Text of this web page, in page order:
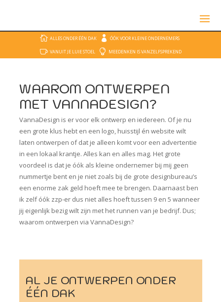
 ALLES ONDER ÉÉN DAK  ÓÓK VOOR KLEINE ONDERNEMERS
 VANUIT JE LUIE STOEL  MEEDENKEN IS VANZELFSPREKEND
WAAROM ONTWERPEN
MET VANNADESIGN?
VannaDesign is er voor elk ontwerp en iedereen. Of je nu
een grote klus hebt en een logo, huisstijl én website wilt
laten ontwerpen of dat je alleen komt voor een advertentie
in een lokaal krantje. Alles kan en alles mag. Het grote
voordeel is dat je óók als kleine ondernemer bij mij geen
nummertje bent en je niet zoals bij de grote designbureau’s
een enorme zak geld hoeft mee te brengen. Daarnaast ben
ik zelf óók zzp-er dus niet alles hoeft tussen 9 en 5 wanneer
jij eigenlijk bezig wilt zijn met het runnen van je bedrijf. Dus;
waarom ontwerpen via VannaDesign?
AL JE ONTWERPEN ONDER
ÉÉN DAK